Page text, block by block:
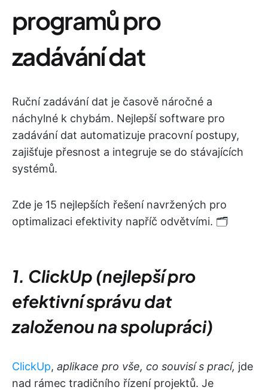
programů pro
zadávání dat
Ruční zadávání dat je časově náročné a
náchylné k chybám. Nejlepší software pro
zadávání dat automatizuje pracovní postupy,
zajišťuje přesnost a integruje se do stávajících
systémů.
Zde je 15 nejlepších řešení navržených pro
optimalizaci efektivity napříč odvětvími. 🗂️
1. ClickUp (nejlepší pro
efektivní správu dat
založenou na spolupráci)
ClickUp, aplikace pro vše, co souvisí s prací, jde
nad rámec tradičního řízení projektů. Je